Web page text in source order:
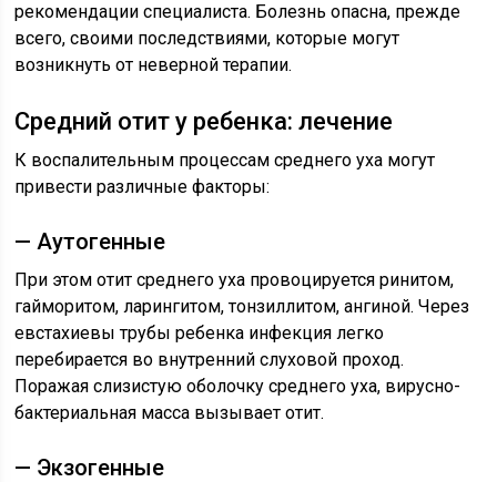
рекомендации специалиста. Болезнь опасна, прежде
всего, своими последствиями, которые могут
возникнуть от неверной терапии.
Средний отит у ребенка: лечение
К воспалительным процессам среднего уха могут
привести различные факторы:
— Аутогенные
При этом отит среднего уха провоцируется ринитом,
гайморитом, ларингитом, тонзиллитом, ангиной. Через
евстахиевы трубы ребенка инфекция легко
перебирается во внутренний слуховой проход.
Поражая слизистую оболочку среднего уха, вирусно-
бактериальная масса вызывает отит.
— Экзогенные